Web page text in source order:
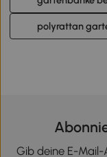
polyrattan
Gib deine E-